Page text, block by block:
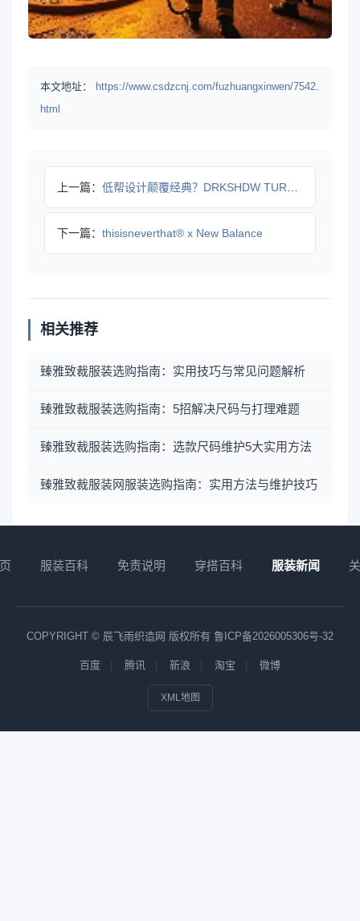
本文地址：
https://www.csdzcnj.com/fuzhuangxinwen/7542.
html
上一篇： 低帮设计颠覆经典？DRKSHDW TURBOWPN Ox新色
下一篇： thisisneverthat® x New Balance
相关推荐
臻雅致裁服装选购指南：实用技巧与常见问题解析
臻雅致裁服装选购指南：5招解决尺码与打理难题
臻雅致裁服装选购指南：选款尺码维护5大实用方法
臻雅致裁服装网服装选购指南：实用方法与维护技巧
服装百科 免责说明 穿搭百科 服装新闻
COPYRIGHT © 辰飞雨织造网 版权所有 鲁ICP备2026005306号-32
百度 腾讯 新浪 淘宝 微博
XML地图